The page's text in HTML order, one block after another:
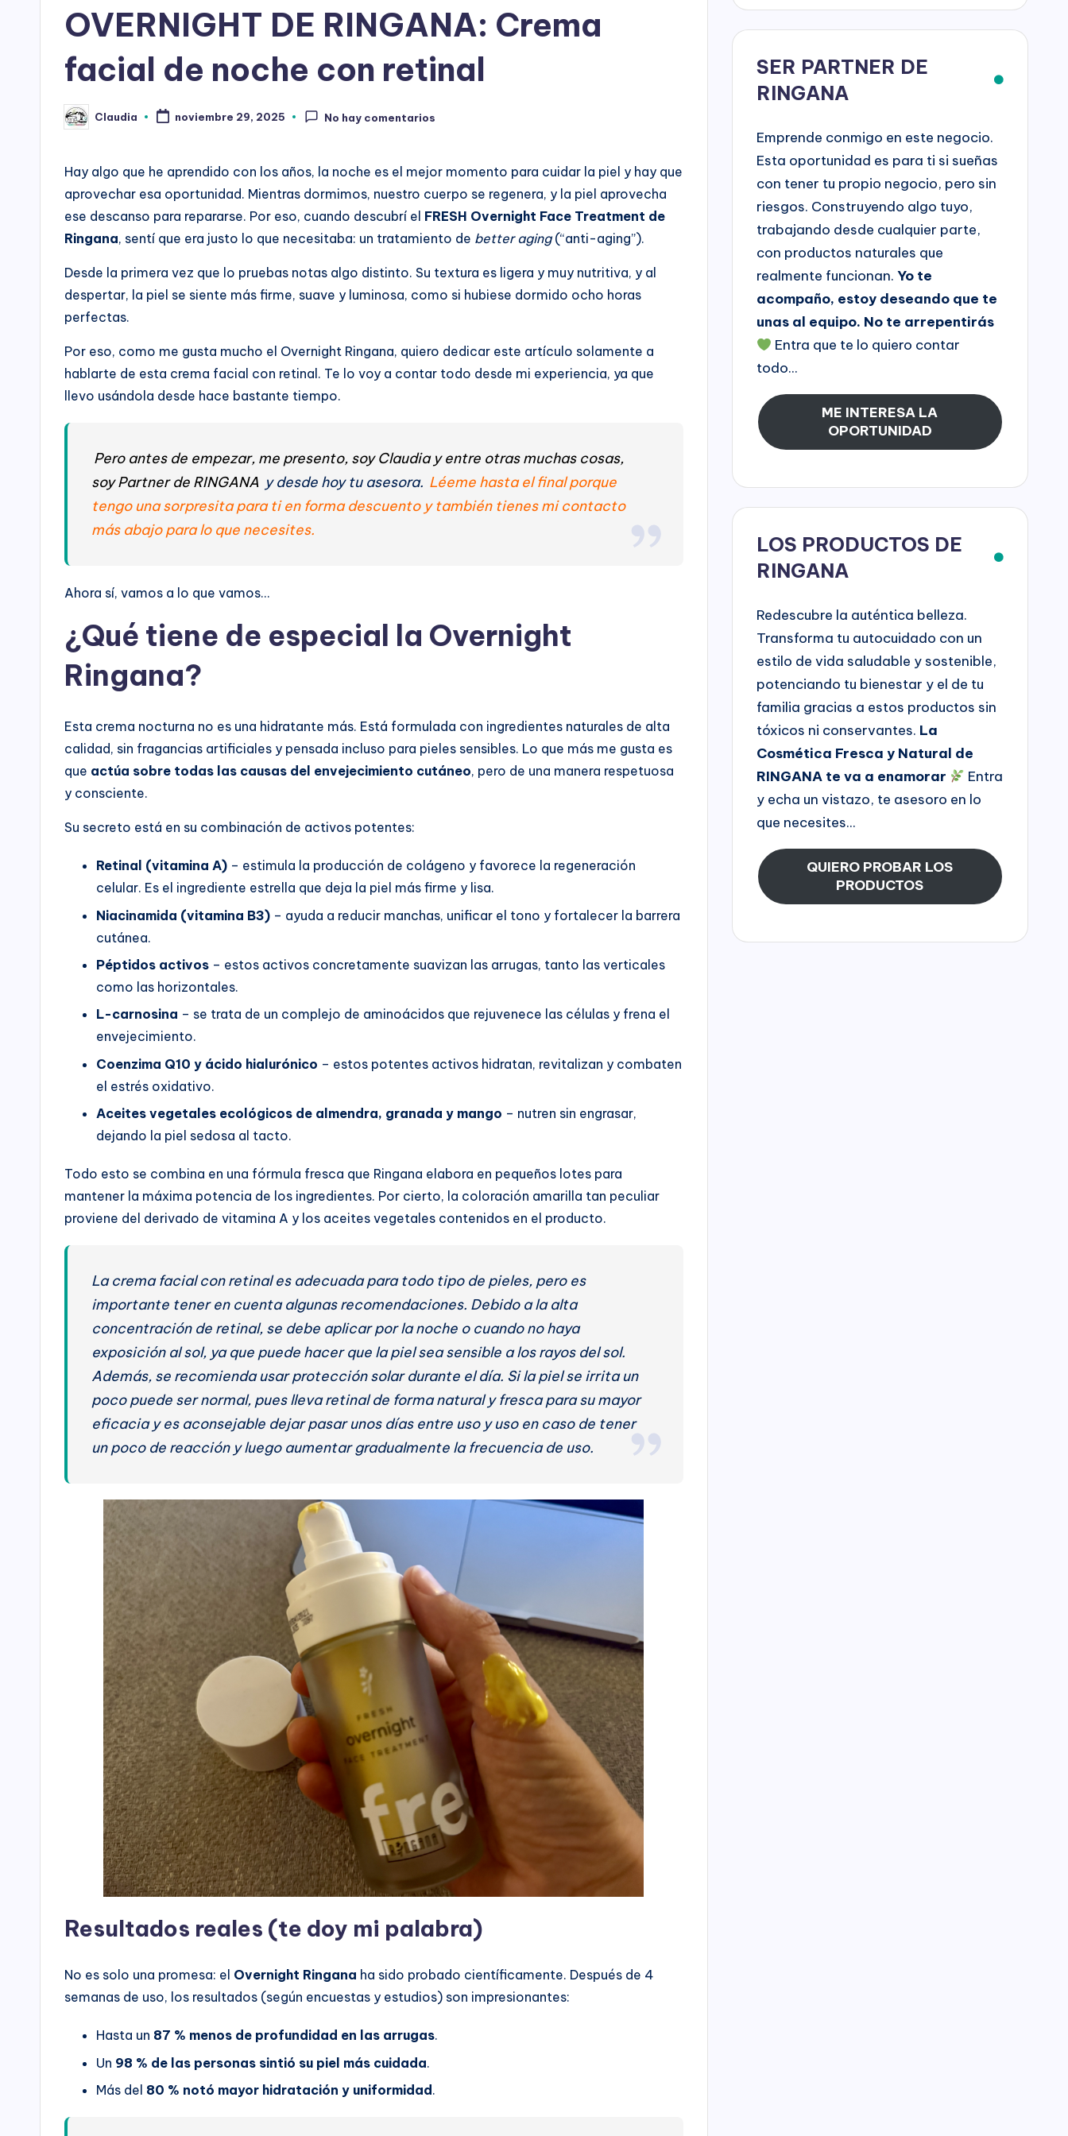
R
OVERNIGHT DE RINGANA: Crema
facial de noche con retinal
Publicado
por
Claudia noviembre 29, 2025 No hay comentarios
Hay algo que he aprendido con los años, la noche es el mejor momento para cuidar la piel y hay que
aprovechar esa oportunidad. Mientras dormimos, nuestro cuerpo se regenera, y la piel aprovecha
ese descanso para repararse. Por eso, cuando descubrí el FRESH Overnight Face Treatment de
Ringana, sentí que era justo lo que necesitaba: un tratamiento de better aging(“anti-aging”).
Desde la primera vez que lo pruebas notas algo distinto. Su textura es ligera y muy nutritiva, y al
despertar, la piel se siente más firme, suave y luminosa, como si hubiese dormido ocho horas
perfectas.
Por eso, como me gusta mucho el Overnight Ringana, quiero dedicar este artículo solamente a
hablarte de esta crema facial con retinal. Te lo voy a contar todo desde mi experiencia, ya que
llevo usándola desde hace bastante tiempo.
Pero antes de empezar, me presento, soy Claudia y entre otras muchas cosas,
soy Partner de RINGANA y desde hoy tu asesora. Léeme hasta el final porque
tengo una sorpresita para ti en forma descuento y también tienes mi contacto
más abajo para lo que necesites.
Ahora sí, vamos a lo que vamos…
¿Qué tiene de especial la Overnight
Ringana?
Esta crema nocturna no es una hidratante más. Está formulada con ingredientes naturales de alta
calidad, sin fragancias artificiales y pensada incluso para pieles sensibles. Lo que más me gusta es
que actúa sobre todas las causas del envejecimiento cutáneo, pero de una manera respetuosa
y consciente.
Su secreto está en su combinación de activos potentes:
Retinal (vitamina A) – estimula la producción de colágeno y favorece la regeneración
celular. Es el ingrediente estrella que deja la piel más firme y lisa.
Niacinamida (vitamina B3) – ayuda a reducir manchas, unificar el tono y fortalecer la barrera
cutánea.
Péptidos activos – estos activos concretamente suavizan las arrugas, tanto las verticales
como las horizontales.
L-carnosina – se trata de un complejo de aminoácidos que rejuvenece las células y frena el
envejecimiento.
Coenzima Q10 y ácido hialurónico – estos potentes activos hidratan, revitalizan y combaten
el estrés oxidativo.
Aceites vegetales ecológicos de almendra, granada y mango – nutren sin engrasar,
dejando la piel sedosa al tacto.
Todo esto se combina en una fórmula fresca que Ringana elabora en pequeños lotes para
mantener la máxima potencia de los ingredientes. Por cierto, la coloración amarilla tan peculiar
proviene del derivado de vitamina A y los aceites vegetales contenidos en el producto.
La crema facial con retinal es adecuada para todo tipo de pieles, pero es
importante tener en cuenta algunas recomendaciones. Debido a la alta
concentración de retinal, se debe aplicar por la noche o cuando no haya
exposición al sol, ya que puede hacer que la piel sea sensible a los rayos del sol.
Además, se recomienda usar protección solar durante el día. Si la piel se irrita un
poco puede ser normal, pues lleva retinal de forma natural y fresca para su mayor
eficacia y es aconsejable dejar pasar unos días entre uso y uso en caso de tener
un poco de reacción y luego aumentar gradualmente la frecuencia de uso.
Resultados reales (te doy mi palabra)
No es solo una promesa: el Overnight Ringana ha sido probado científicamente. Después de 4
semanas de uso, los resultados (según encuestas y estudios) son impresionantes:
Hasta un 87 % menos de profundidad en las arrugas.
Un 98 % de las personas sintió su piel más cuidada.
Más del 80 % notó mayor hidratación y uniformidad.
SER PARTNER DE
RINGANA
Emprende conmigo en este negocio.
Esta oportunidad es para ti si sueñas
con tener tu propio negocio, pero sin
riesgos. Construyendo algo tuyo,
trabajando desde cualquier parte,
con productos naturales que
realmente funcionan. Yo te
acompaño, estoy deseando que te
unas al equipo. No te arrepentirás
Entra que te lo quiero contar
todo...
ME INTERESA LA
OPORTUNIDAD
LOS PRODUCTOS DE
RINGANA
Redescubre la auténtica belleza.
Transforma tu autocuidado con un
estilo de vida saludable y sostenible,
potenciando tu bienestar y el de tu
familia gracias a estos productos sin
tóxicos ni conservantes. La
Cosmética Fresca y Natural de
RINGANA te va a enamorar
Entra
y echa un vistazo, te asesoro en lo
que necesites...
QUIERO PROBAR LOS
PRODUCTOS